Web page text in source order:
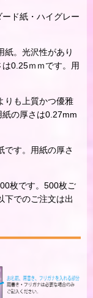
ド紙・ハイグレー
紙。光沢性があり
0.25ｍｍです。用
りも上質かつ優雅
の厚さは0.27mm
です。用紙の厚さ
枚です。500枚ご
下でのご注文は出